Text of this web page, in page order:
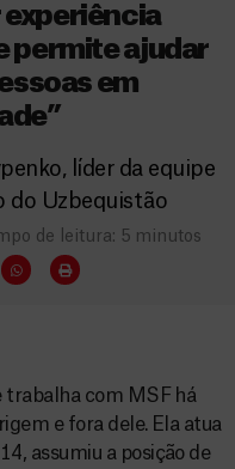
permite ajudar
em
líder da equipe
do Uzbequistão
de leitura: 5 minutos
trabalha com MSF há
e fora dele. Ela atua
assumiu a posição de